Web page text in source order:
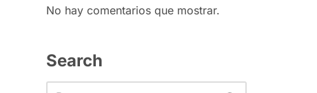
No hay comentarios que mostrar.
Search